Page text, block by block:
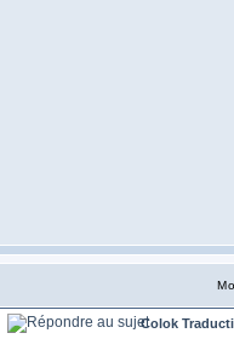
Colok